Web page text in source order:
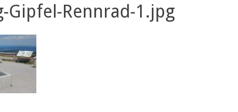
Gipfel-Rennrad-1.jpg